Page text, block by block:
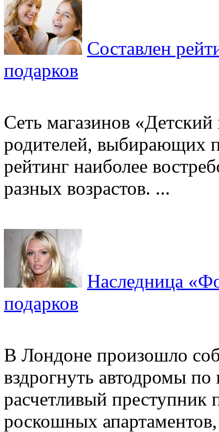
Составлен
подарков
Сеть магазинов
родителей, выбирающих
рейтинг наиболее
разных возрастов. ...
Наследница
подарков
В Лондоне произошло
вздрогнуть автодромы
расчетливый преступник
роскошных